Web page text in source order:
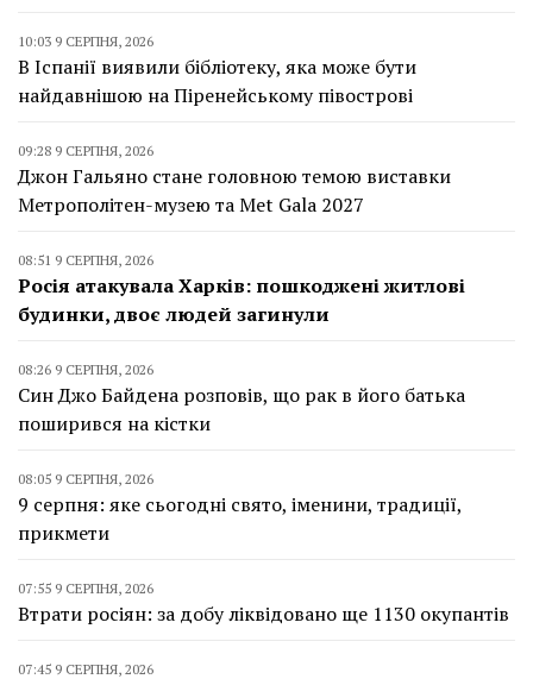
10:03 9 СЕРПНЯ, 2026
В Іспанії виявили бібліотеку, яка може бути
найдавнішою на Піренейському півострові
09:28 9 СЕРПНЯ, 2026
Джон Гальяно стане головною темою виставки
Метрополітен-музею та Met Gala 2027
08:51 9 СЕРПНЯ, 2026
Росія атакувала Харків: пошкоджені житлові
будинки, двоє людей загинули
08:26 9 СЕРПНЯ, 2026
Син Джо Байдена розповів, що рак в його батька
поширився на кістки
08:05 9 СЕРПНЯ, 2026
9 серпня: яке сьогодні свято, іменини, традиції,
прикмети
07:55 9 СЕРПНЯ, 2026
Втрати росіян: за добу ліквідовано ще 1130 окупантів
07:45 9 СЕРПНЯ, 2026